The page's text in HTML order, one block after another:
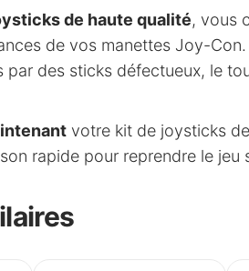
de haute qualité, vous
de vos manettes Joy-
par des sticks défectueux, le
votre kit de joysticks
rapide pour reprendre le jeu